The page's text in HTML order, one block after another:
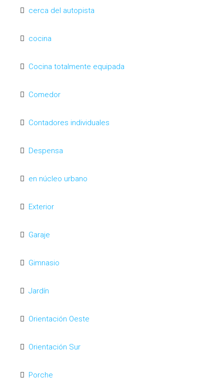
cerca del autopista
cocina
Cocina totalmente equipada
Comedor
Contadores individuales
Despensa
en núcleo urbano
Exterior
Garaje
Gimnasio
Jardín
Orientación Oeste
Orientación Sur
Porche